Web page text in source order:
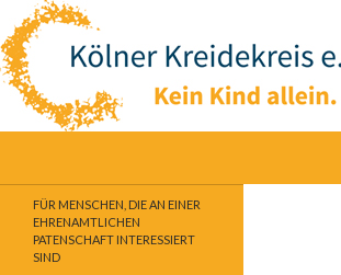
FÜR MENSCHEN, DIE AN EINER
EHRENAMTLICHEN
PATENSCHAFT INTERESSIERT
SIND